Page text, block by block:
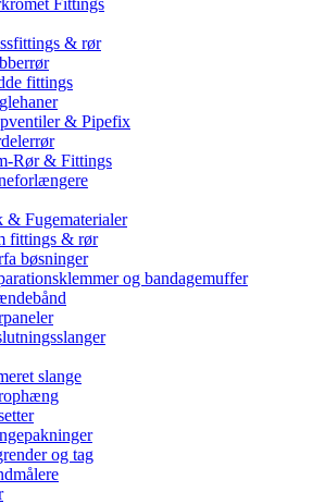
Fittings
& rør
fittings
& Pipefix
Rør & Fittings
& Fugematerialer
fittings & rør
bøsninger
og bandagemuffer
slange
og tag